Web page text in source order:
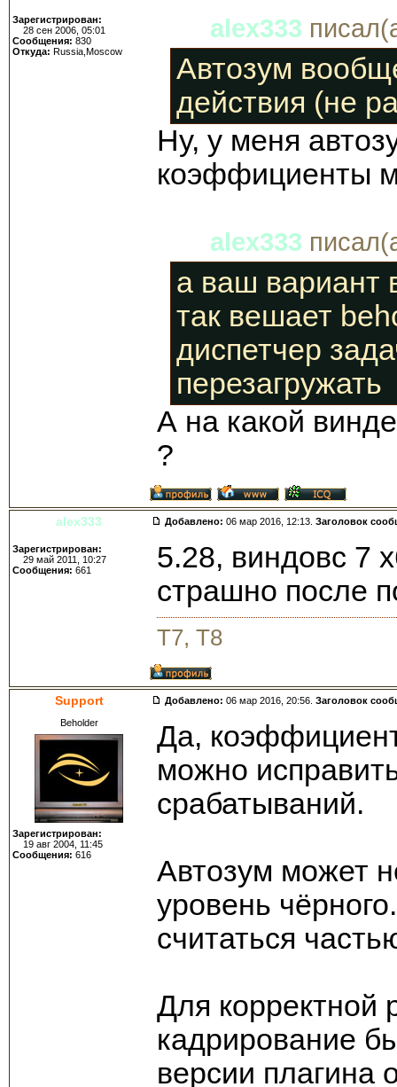
Зарегистрирован:
28 сен 2006, 05:01
Сообщения: 830
Откуда: Russia,Moscow
alex333
Автозум
действия (не
Ну, у меня
коэффициенты
alex333
а ваш вариант
так вешает
диспетчер
перезагружать
А на какой
?
alex333 Добавлено: 06 мар 2016, 12:13. Заголовок
Зарегистрирован:
29 май 2011, 10:27
Сообщения: 661
5.28, виндовс 7
страшно после
T7, T8
Support Добавлено: 06 мар 2016, 20:56. Заголовок
Beholder
Зарегистрирован:
19 авг 2004, 11:45
Сообщения: 616
Да,
можно
срабатываний.
Автозум может
уровень
считаться
Для корректной
кадрирование
версии плагина